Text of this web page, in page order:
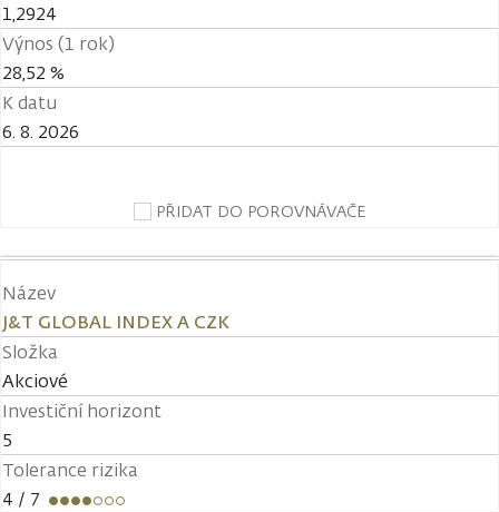
1,2924
Výnos (1 rok)
28,52 %
K datu
6. 8. 2026
PŘIDAT DO POROVNÁVAČE
Název
J&T GLOBAL INDEX A CZK
Složka
Akciové
Investiční horizont
5
Tolerance rizika
4 / 7